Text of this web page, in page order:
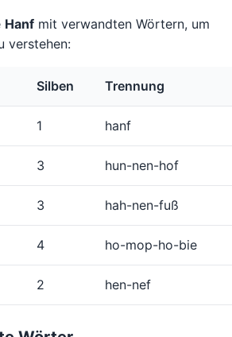
Hanf mit verwandten Wörtern, um
verstehen:
Silben Trennung
1 hanf
3 hun-nen-hof
3 hah-nen-fuß
4 ho-mop-ho-bie
2 hen-nef